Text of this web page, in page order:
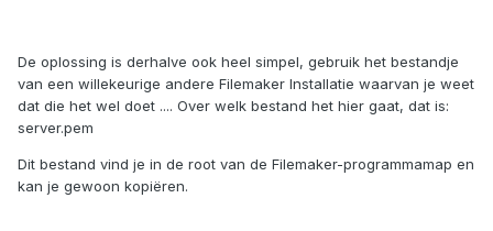
De oplossing is derhalve ook heel simpel, gebruik het bestandje
van een willekeurige andere Filemaker Installatie waarvan je weet
dat die het wel doet .... Over welk bestand het hier gaat, dat is:
server.pem
Dit bestand vind je in de root van de Filemaker-programmamap en
kan je gewoon kopiëren.